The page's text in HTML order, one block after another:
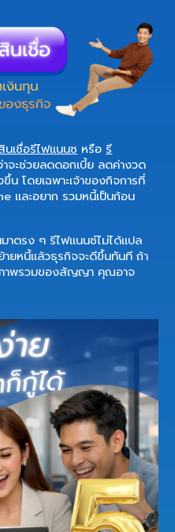
นเชื่อรีไฟแนนซ หรือ รี
าจะช่วยลดดอกเบี้ย ลดค่างวด
น โดยเฉพาะเจ้าของกิจการที่
และอยาก รวมหนี้เป็นก้อน
าตรง ๆ รีไฟแนนซ์ไม่ได้แปล
ายหนี้แล้วธุรกิจจะดีขึ้นทันที ถ้า
ภาพรวมของสัญญา คุณอาจ